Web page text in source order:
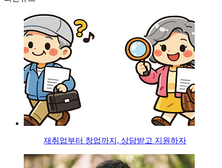
재취업부터 창업까지, 상담받고 지원하자